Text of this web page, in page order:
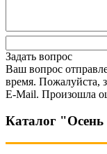
Задать вопрос
Ваш вопрос
время. Пожалуйста,
E-Mail. Произошла
Каталог "Осень